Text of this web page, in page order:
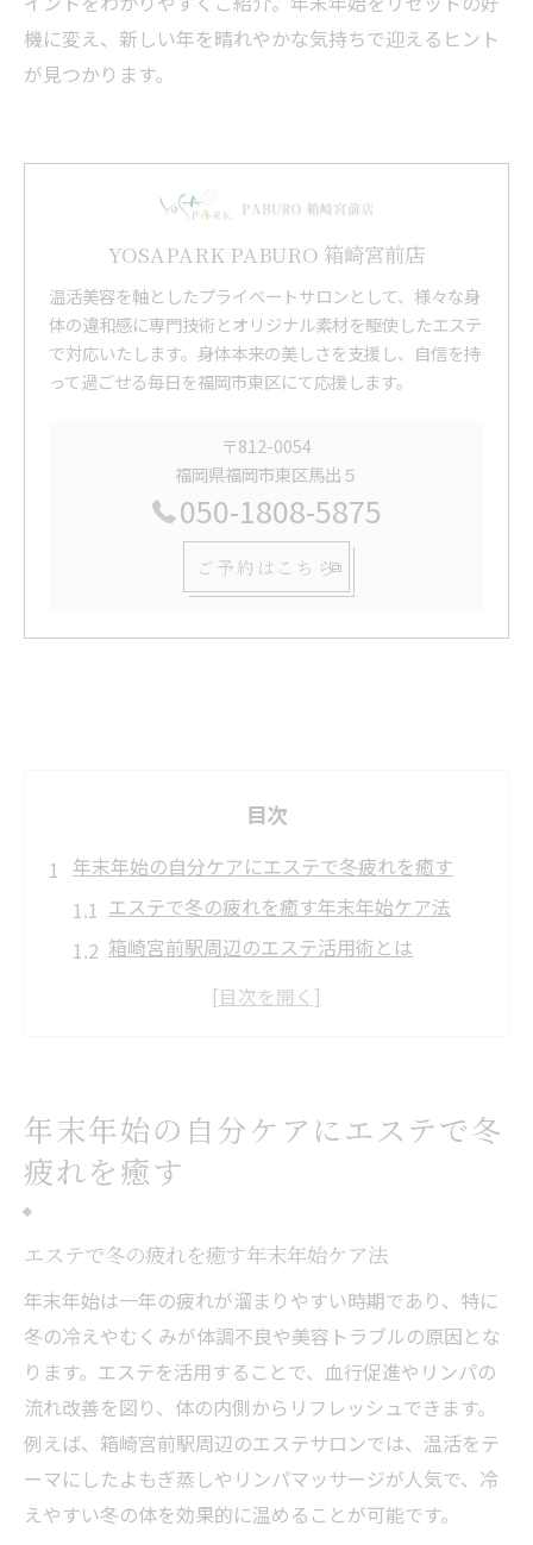
機に変え、新しい年を晴れやかな気持ちで迎えるヒント
が見つかります。
YOSAPARK PABURO 箱崎宮前店
温活美容を軸としたプライベートサロンとして、様々な身
体の違和感に専門技術とオリジナル素材を駆使したエステ
で対応いたします。身体本来の美しさを支援し、自信を持
って過ごせる毎日を福岡市東区にて応援します。
〒812-0054
福岡県福岡市東区馬出５
050-1808-5875
ご予約はこちら
目次
年末年始の自分ケアにエステで冬疲れを癒す
エステで冬の疲れを癒す年末年始ケア法
箱崎宮前駅周辺のエステ活用術とは
エステで心も体も温まる自分時間の作り方
法
冷えやむくみに悩むならエステが頼れる理由と
エステが冬の冷えやむくみに効果的な理由
箱崎宮前駅近くのエステで温活体験を
エステのリンパケアがむくみにアプローチ
よもぎ蒸しとエステで体質改善を目指すに
は
エステで女性の冬の悩みを総合ケアしよう
エステで叶える年末年始の心身リセット術
年末年始の自分ケアにエステで冬
疲れを癒す
エステで冬の疲れを癒す年末年始ケア法
年末年始は一年の疲れが溜まりやすい時期であり、特に
冬の冷えやむくみが体調不良や美容トラブルの原因とな
ります。エステを活用することで、血行促進やリンパの
流れ改善を図り、体の内側からリフレッシュできます。
例えば、箱崎宮前駅周辺のエステサロンでは、温活をテ
ーマにしたよもぎ蒸しやリンパマッサージが人気で、冷
えやすい冬の体を効果的に温めることが可能です。